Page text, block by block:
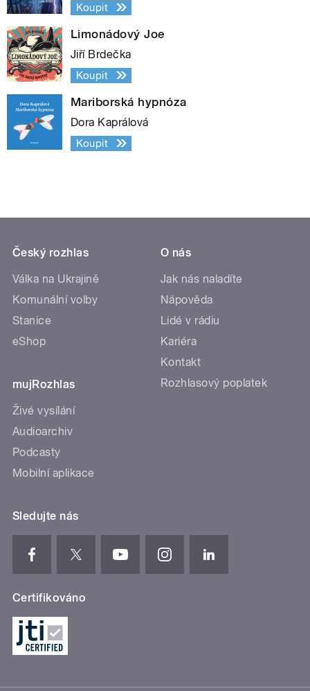
Koupit
Limonádový Joe
Jiří Brdečka
Koupit
Mariborská hypnóza
Dora Kaprálová
Koupit
Český rozhlas
Válka na Ukrajině
Komunální volby
Stanice
eShop
mujRozhlas
Živé vysílání
Audioarchiv
Podcasty
Mobilní aplikace
O nás
Jak nás naladíte
Nápověda
Lidé v rádiu
Kariéra
Kontakt
Rozhlasový poplatek
Sledujte nás
Certifikováno